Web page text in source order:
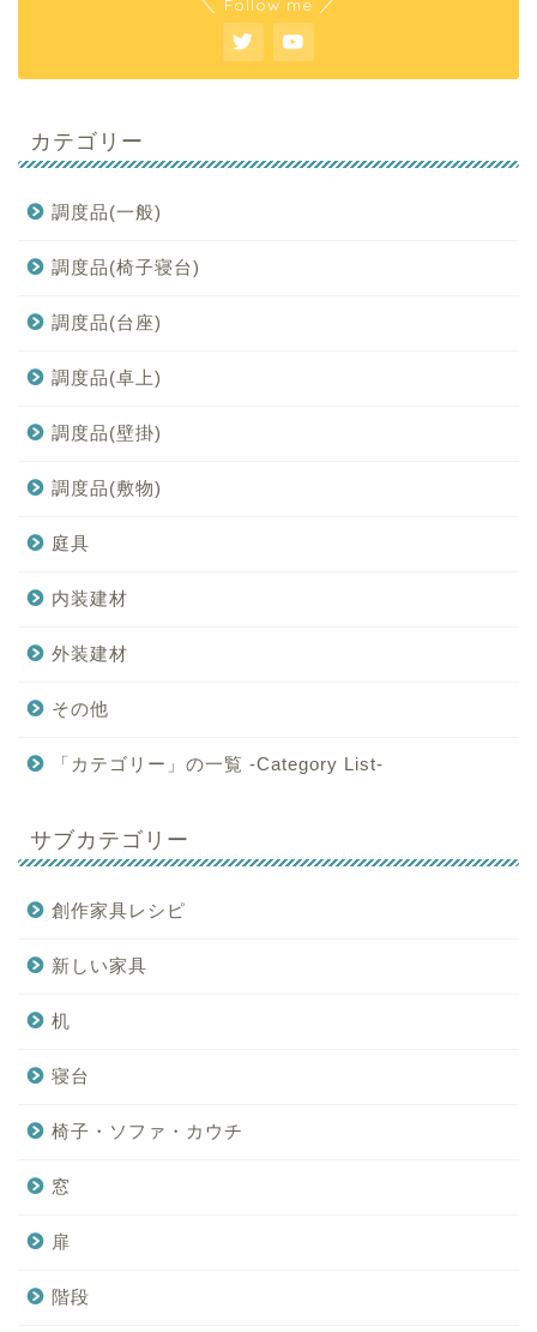
＼ Follow me ／
カテゴリー
調度品(一般)
調度品(椅子寝台)
調度品(台座)
調度品(卓上)
調度品(壁掛)
調度品(敷物)
庭具
内装建材
外装建材
その他
「カテゴリー」の一覧 -Category List-
サブカテゴリー
創作家具レシピ
新しい家具
机
寝台
椅子・ソファ・カウチ
窓
扉
階段